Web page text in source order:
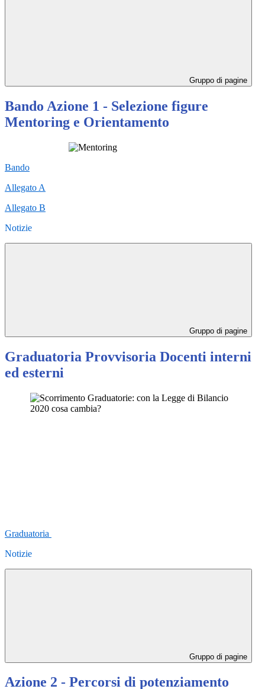
Gruppo di pagine
Bando Azione 1 - Selezione figure
Mentoring e Orientamento
Bando
Allegato A
Allegato B
Notizie
Gruppo di pagine
Graduatoria Provvisoria Docenti interni
ed esterni
Graduatoria
Notizie
Gruppo di pagine
Azione 2 - Percorsi di potenziamento